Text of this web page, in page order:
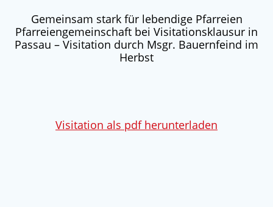
Gemeinsam stark für lebendige Pfarreien
Pfarreiengemeinschaft bei Visitationsklausur in
Passau – Visitation durch Msgr. Bauernfeind im
Herbst
Visitation als pdf herunterladen